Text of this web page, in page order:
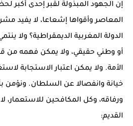
إن الجهود المبذولة لقبر إحدى أكبر
المعاصر وأقواها إشعاعا، لا يفيد
الدولة المغربية الديمقراطية؟ ولا
أو وطني حقيقي، ولا يمكن فهمه من
الأمة. ولا يمكن اعتبار الاستجابة
خيانة وانفصالا عن السلطان. ونؤمن
ورفاقه، وكل المكافحين للاستعمار،
القديم: